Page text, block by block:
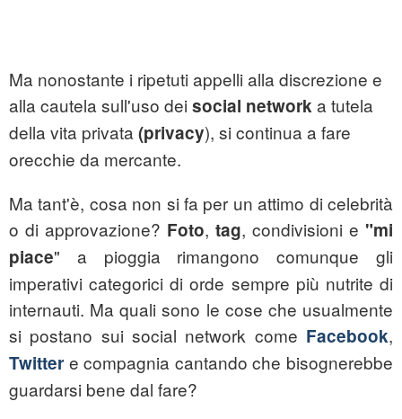
Ma nonostante i ripetuti appelli alla discrezione e
alla cautela sull'uso dei social networka tutela
della vita privata (privacy), si continua a fare
orecchie da mercante.
Ma tant'è, cosa non si fa per un attimo di celebrità
o di approvazione? Foto, tag, condivisioni e "mi
piace" a pioggia rimangono comunque gli
imperativi categorici di orde sempre più nutrite di
internauti. Ma quali sono le cose che usualmente
si postano sui social network come Facebook,
Twitter e compagnia cantando che bisognerebbe
guardarsi bene dal fare?